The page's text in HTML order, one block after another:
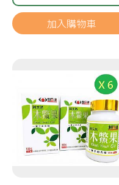
加入購物車